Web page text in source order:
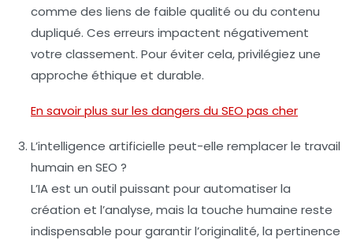
comme des liens de faible qualité ou du contenu
dupliqué. Ces erreurs impactent négativement
votre classement. Pour éviter cela, privilégiez une
approche éthique et durable.
En savoir plus sur les dangers du SEO pas cher
L’intelligence artificielle peut-elle remplacer le travail
humain en SEO ?
L’IA est un outil puissant pour automatiser la
création et l’analyse, mais la touche humaine reste
indispensable pour garantir l’originalité, la pertinence